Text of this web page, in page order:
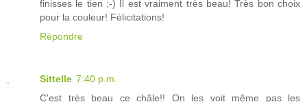
finisses le tien ;-) Il est vraiment très beau! Très bon choix
pour la couleur! Félicitations!
Répondre
Sittelle 7:40 p.m.
C'est très beau ce châle!! On les voit même pas les